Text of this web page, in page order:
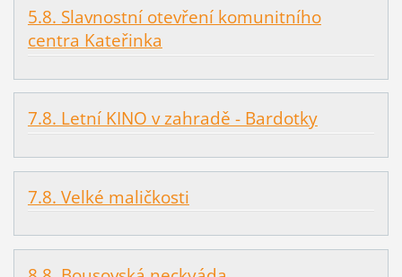
5.8. Slavnostní otevření komunitního
centra Kateřinka
7.8. Letní KINO v zahradě - Bardotky
7.8. Velké maličkosti